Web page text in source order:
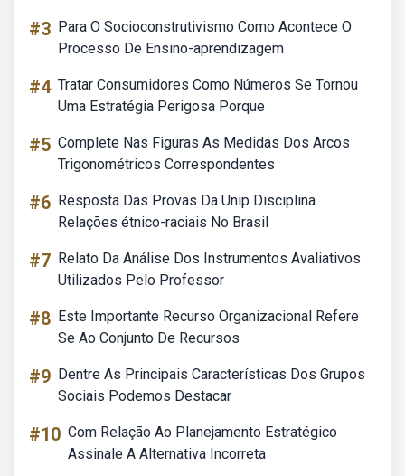
#3 Para O Socioconstrutivismo Como Acontece O
Processo De Ensino-aprendizagem
#4 Tratar Consumidores Como Números Se Tornou
Uma Estratégia Perigosa Porque
#5 Complete Nas Figuras As Medidas Dos Arcos
Trigonométricos Correspondentes
#6 Resposta Das Provas Da Unip Disciplina
Relações étnico-raciais No Brasil
#7 Relato Da Análise Dos Instrumentos Avaliativos
Utilizados Pelo Professor
#8 Este Importante Recurso Organizacional Refere
Se Ao Conjunto De Recursos
#9 Dentre As Principais Características Dos Grupos
Sociais Podemos Destacar
#10 Com Relação Ao Planejamento Estratégico
Assinale A Alternativa Incorreta